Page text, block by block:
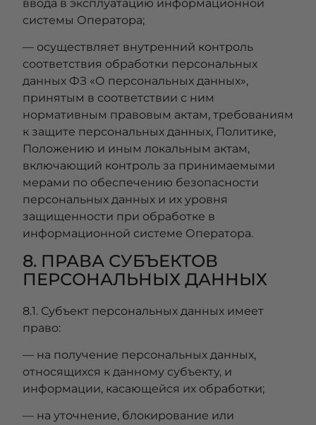
ввода в эксплуатацию информационной
системы Оператора;
— осуществляет внутренний контроль
соответствия обработки персональных
данных ФЗ «О персональных данных»,
принятым в соответствии с ним
нормативным правовым актам, требованиям
к защите персональных данных, Политике,
Положению и иным локальным актам,
включающий контроль за принимаемыми
мерами по обеспечению безопасности
персональных данных и их уровня
защищенности при обработке в
информационной системе Оператора.
8. ПРАВА СУБЪЕКТОВ
ПЕРСОНАЛЬНЫХ ДАННЫХ
8.1. Субъект персональных данных имеет
право:
— на получение персональных данных,
относящихся к данному субъекту, и
информации, касающейся их обработки;
— на уточнение, блокирование или